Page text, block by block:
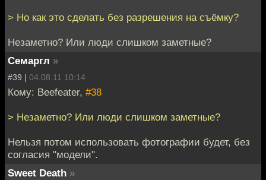
> Но как это сделать без разрешения на съёмку?
Незаметно? Или люди слишком заметные?
Семаргл »
#39 | 04.08.11 10:14
Кому: Beefeater, #38
> Незаметно? Или люди слишком заметные?
Нельзя потом использовать фотографии будет, без
согласия "модели".
Sweet Death »